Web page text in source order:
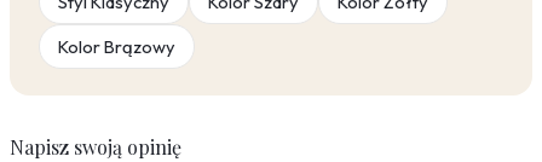
Kolor Brązowy
Napisz swoją opinię